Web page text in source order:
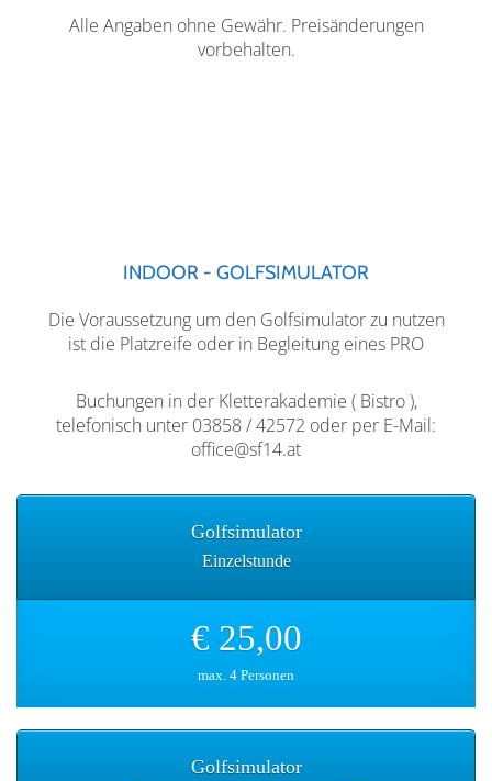
Alle Angaben ohne Gewähr. Preisänderungen
vorbehalten.
INDOOR - GOLFSIMULATOR
Die Voraussetzung um den Golfsimulator zu nutzen
ist die Platzreife oder in Begleitung eines PRO
Buchungen in der Kletterakademie ( Bistro ),
telefonisch unter 03858 / 42572 oder per E-Mail:
office@sf14.at
Golfsimulator
Einzelstunde
€ 25,00
max. 4 Personen
Golfsimulator